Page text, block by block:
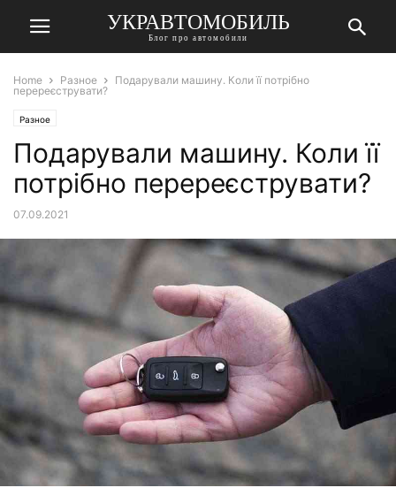
УКРАВТОМОБИЛЬ
Блог про автомобили
Home Разное
Подарували машину. Коли її потрібно
перереєструвати?
Разное
Подарували машину. Коли її
потрібно перереєструвати?
07.09.2021